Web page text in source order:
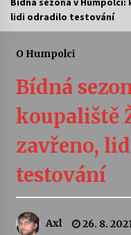
Vernisáž
30. 7.
Veselí
30. 7.
lidi odradilo testování
O Humpolci
Bídná
koupaliště
zavřeno,
testování
Axl 26. 8.